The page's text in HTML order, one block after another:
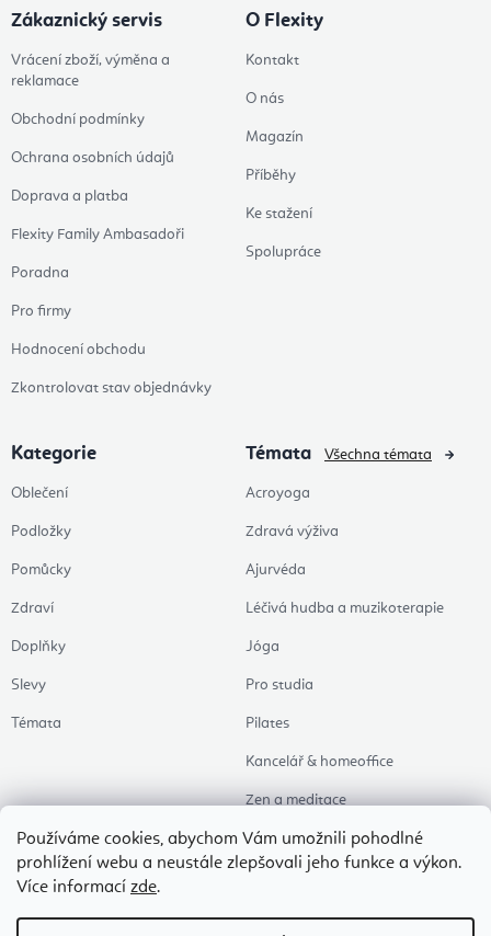
Používáme cookies, abychom Vám umožnili pohodlné
prohlížení webu a neustále zlepšovali jeho funkce a výkon.
Více informací zde.
Zákaznický servis
Vrácení zboží, výměna a
reklamace
Obchodní podmínky
Ochrana osobních údajů
Doprava a platba
Flexity Family Ambasadoři
Poradna
Pro firmy
Hodnocení obchodu
Zkontrolovat stav objednávky
O Flexity
Kontakt
O nás
Magazín
Příběhy
Ke stažení
Spolupráce
Kategorie
Oblečení
Podložky
Pomůcky
Zdraví
Doplňky
Slevy
Témata
Témata
Acroyoga
Zdravá výživa
Ajurvéda
Léčivá hudba a muzikoterapie
Jóga
Pro studia
Pilates
Kancelář & homeoffice
Zen a meditace
Aromaterapie
Zdravý spánek
Naše oblíbené
Všechna témata